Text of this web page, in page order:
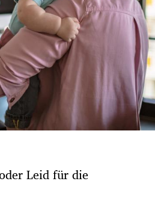
Leid für die